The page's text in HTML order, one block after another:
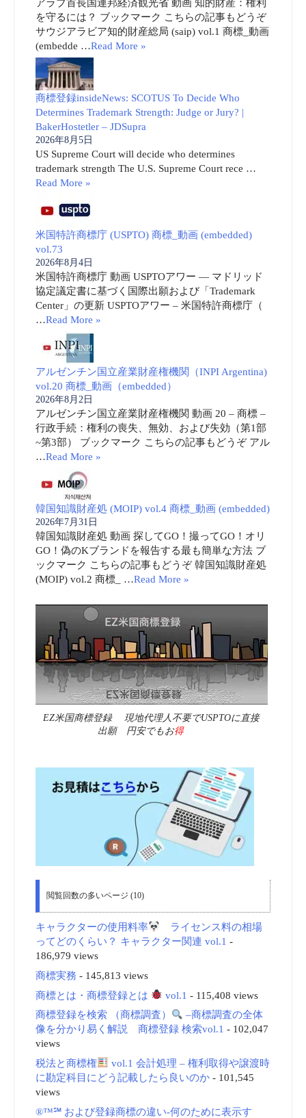
アラブ首長国連邦経済観光省 動画 知的財産：権利
を守るには？ ブックマーク こちらの記事もどうぞ
サウジアラビア知的財産総局 (saip) vol.1 商標_動画
(embedde …Read More »
商標登録insideNews: SCOTUS To Decide Who
Determines Trademark Strength: Judge or Jury? |
BakerHostetler – JDSupra
2026年8月5日
US Supreme Court will decide who determines
trademark strength The U.S. Supreme Court rece …
Read More »
米国特許商標庁 (USPTO) 商標_動画 (embedded)
vol.73
2026年8月4日
米国特許商標庁 動画 USPTOアワー ― マドリッド
協定議定書に基づく国際出願および「Trademark
Center」の更新 USPTOアワー – 米国特許商標庁（
…Read More »
アルゼンチン国立産業財産権機関（INPI Argentina)
vol.20 商標_動画（embedded）
2026年8月2日
アルゼンチン国立産業財産権機関 動画 20 – 商標 –
行政手続：権利の喪失、無効、および失効（第1部
~第3部） ブックマーク こちらの記事もどうぞ アル
…Read More »
韓国知識財産処 (MOIP) vol.4 商標_動画 (embedded)
2026年7月31日
韓国知識財産処 動画 探してGO！撮ってGO！オリ
GO！偽のKブランドを報告する最も簡単な方法 ブ
ックマーク こちらの記事もどうぞ 韓国知識財産処
(MOIP) vol.2 商標_ …Read More »
EZ米国商標登録 現地代理人不要でUSPTOに直接
出願 円安でもお得
閲覧回数の多いページ (10)
キャラクターの使用料率
ライセンス料の相場
ってどのくらい？ キャラクター関連 vol.1 -
186,979 views
商標実務 - 145,813 views
商標とは・商標登録とは
vol.1 - 115,408 views
商標登録を検索 （商標調査）
–商標調査の全体
像を分かり易く解説 商標登録 検索vol.1 - 102,047
views
税法と商標権
vol.1 会計処理 – 権利取得や譲渡時
に勘定科目にどう記載したら良いのか- 101,545
views
®™℠ および登録商標の違い-何のために表示す